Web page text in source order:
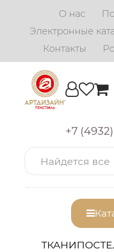
О нас
Электронные
Контакты
+7
ТКАНИ